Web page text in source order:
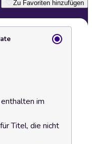
Zu Favoriten hinzufügen
im
Titel, die nicht